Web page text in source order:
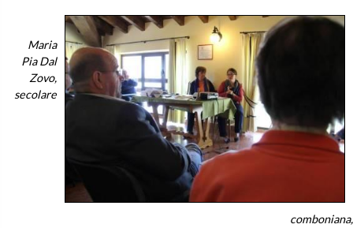
Maria
Pia Dal
Zovo,
secolare
comboniana,